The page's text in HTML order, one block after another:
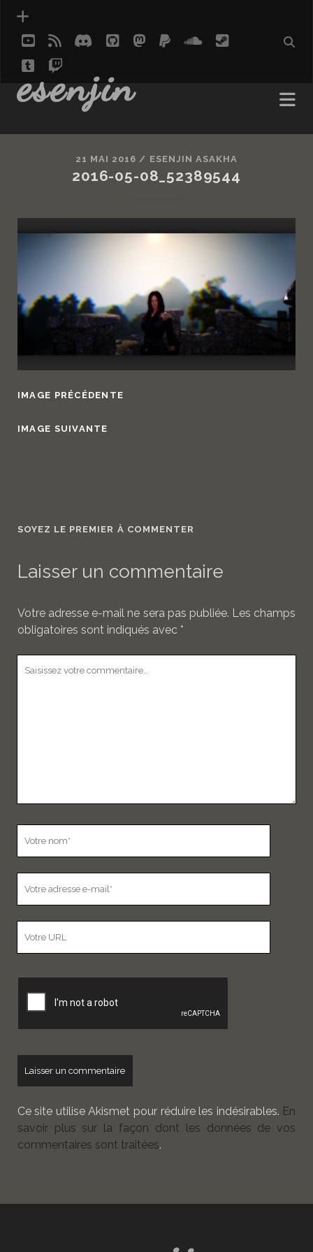
youtube
rss discord
githubmastodon
paypalsoundcloud
steam
tumblrtwitch
esenjin
21 MAI 2016 / ESENJIN ASAKHA
2016-05-08_52389544
IMAGE PRÉCÉDENTE
IMAGE SUIVANTE
SOYEZ LE PREMIER À COMMENTER
Laisser un commentaire
Votre adresse e-mail ne sera pas publiée. Les champs
obligatoires sont indiqués avec *
mail
votre
site
Ce site utilise Akismet pour réduire les indésirables. En
savoir plus sur la façon dont les données de vos
commentaires sont traitées.